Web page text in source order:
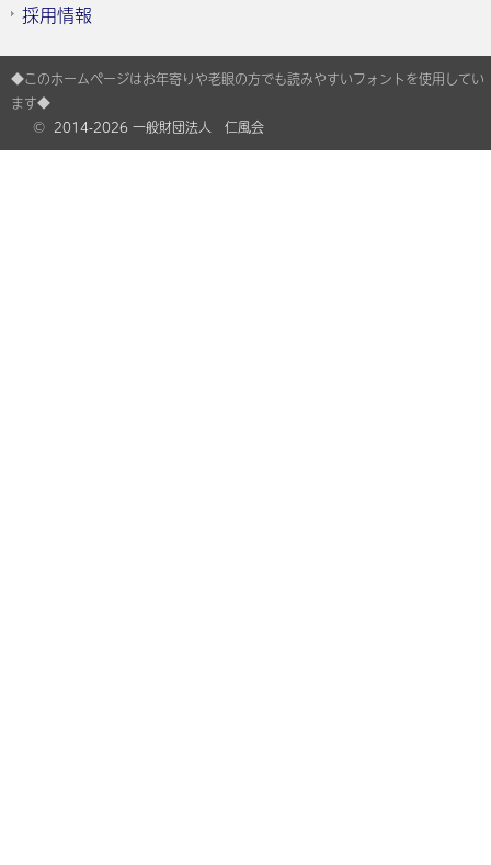
採用情報
◆このホームページはお年寄りや老眼の方でも読みやすいフォントを使用してい
ます◆
© 2014-2026 一般財団法人 仁風会